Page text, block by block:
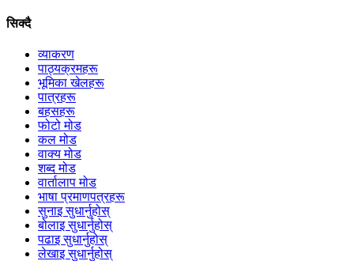
सिक्दै
व्याकरण
पाठ्यक्रमहरू
भूमिका खेलहरू
पात्रहरू
बहसहरू
फोटो मोड
कल मोड
वाक्य मोड
शब्द मोड
वार्तालाप मोड
भाषा प्रमाणपत्रहरू
सुनाइ सुधार्नुहोस्
बोलाइ सुधार्नुहोस्
पढाइ सुधार्नुहोस्
लेखाइ सुधार्नुहोस्